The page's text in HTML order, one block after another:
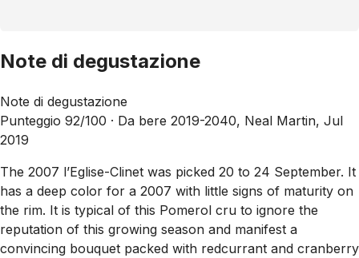
Note di degustazione
Note di degustazione
Punteggio 92/100 · Da bere 2019-2040, Neal Martin, Jul
2019
The 2007 l’Eglise-Clinet was picked 20 to 24 September. It
has a deep color for a 2007 with little signs of maturity on
the rim. It is typical of this Pomerol cru to ignore the
reputation of this growing season and manifest a
convincing bouquet packed with redcurrant and cranberry